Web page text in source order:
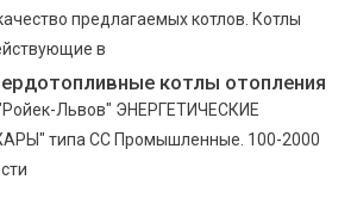
предлагаемых котлов. Котлы
в
котлы отопления
Львов" ЭНЕРГЕТИЧЕСКИЕ
типа СС Промышленные. 100-2000